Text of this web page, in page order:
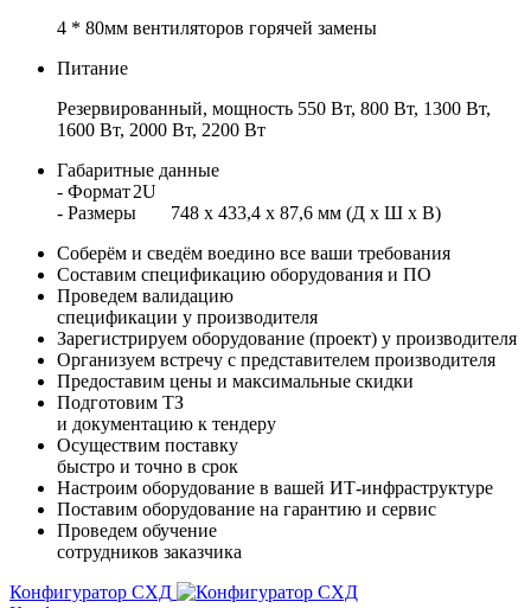
4 * 80мм вентиляторов горячей замены
Питание
Резервированный, мощность 550 Вт, 800 Вт, 1300 Вт,
1600 Вт, 2000 Вт, 2200 Вт
Габаритные данные
- Формат2U
- Размеры
748 x 433,4 x 87,6 мм (Д x Ш x В)
Соберём и сведём воедино все ваши требования
Составим спецификацию оборудования и ПО
Проведем валидацию
спецификации у производителя
Зарегистрируем оборудование (проект) у производителя
Организуем встречу с представителем производителя
Предоставим цены и максимальные скидки
Подготовим ТЗ
и документацию к тендеру
Осуществим поставку
быстро и точно в срок
Настроим оборудование в вашей ИТ-инфраструктуре
Поставим оборудование на гарантию и сервис
Проведем обучение
сотрудников заказчика
Конфигуратор СХД